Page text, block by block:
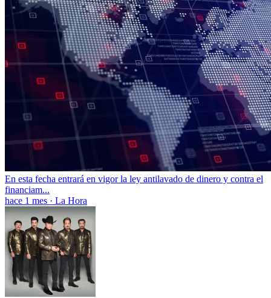
En esta fecha entrará en vigor la ley antilavado de dinero y contra el
financiam...
hace 1 mes · La Hora